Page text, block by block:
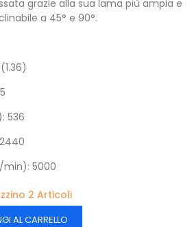
grazie alla sua lama più ampia e
a 45° e 90°.
536
5000
2 Articoli
AL CARRELLO